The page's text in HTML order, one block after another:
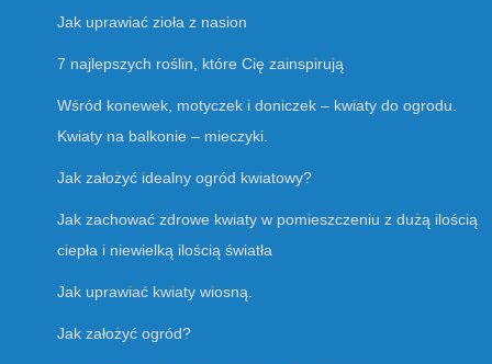
Jak uprawiać zioła z nasion
7 najlepszych roślin, które Cię zainspirują
Wśród konewek, motyczek i doniczek – kwiaty do ogrodu.
Kwiaty na balkonie – mieczyki.
Jak założyć idealny ogród kwiatowy?
Jak zachować zdrowe kwiaty w pomieszczeniu z dużą ilością
ciepła i niewielką ilością światła
Jak uprawiać kwiaty wiosną.
Jak założyć ogród?